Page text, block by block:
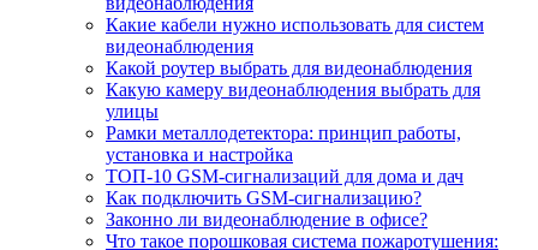
Какие кабели нужно использовать для систем
видеонаблюдения
Какой роутер выбрать для видеонаблюдения
Какую камеру видеонаблюдения выбрать для
улицы
Рамки металлодетектора: принцип работы,
установка и настройка
ТОП-10 GSM-сигнализаций для дома и дач
Как подключить GSM-сигнализацию?
Законно ли видеонаблюдение в офисе?
Что такое порошковая система пожаротушения: